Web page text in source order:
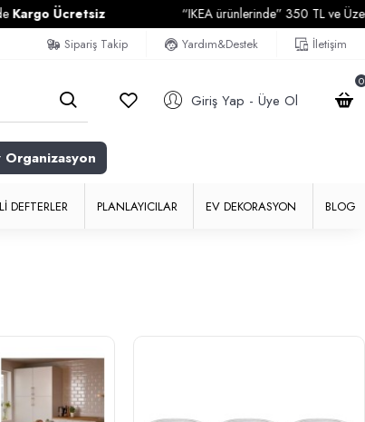
Ücretsiz “IKEA ürünlerinde” 350 TL ve Üzeri
Sipariş Takip Yardım&Destek İletişim
Giriş Yap - Üye Ol
0
Organizasyon
DEFTERLER PLANLAYICILAR EV DEKORASYON BLOG